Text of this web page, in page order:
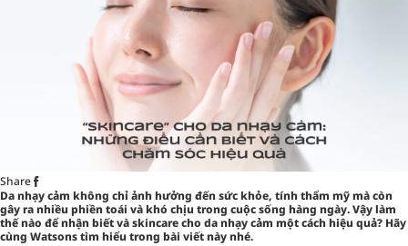
Share
Da nhạy cảm không chỉ ảnh hưởng đến sức khỏe, tính thẩm mỹ mà còn
gây ra nhiều phiền toái và khó chịu trong cuộc sống hàng ngày. Vậy làm
thế nào để nhận biết và skincare cho da nhạy cảm một cách hiệu quả? Hãy
cùng Watsons tìm hiểu trong bài viết này nhé.